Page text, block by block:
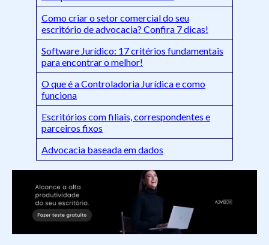
Como criar o setor comercial do seu
escritório de advocacia? Confira 7 dicas!
Software Jurídico: 17 critérios fundamentais
para encontrar o melhor!
O que é a Controladoria Jurídica e como
funciona
Escritórios com filiais, correspondentes e
parceiros fixos
Advocacia baseada em dados